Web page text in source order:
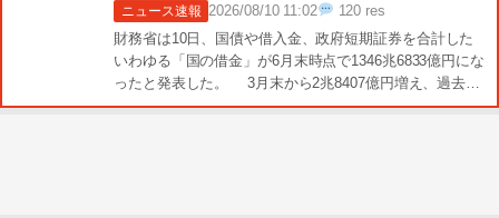
ニュース速報 2026/08/10 11:02
120 res
財務省は10日、国債や借入金、政府短期証券を合計した
いわゆる「国の借金」が6月末時点で1346兆6833億円にな
ったと発表した。 3月末から2兆8407億円増え、過去最
大を更新した。政府の支出 続きを読む →
19 […]